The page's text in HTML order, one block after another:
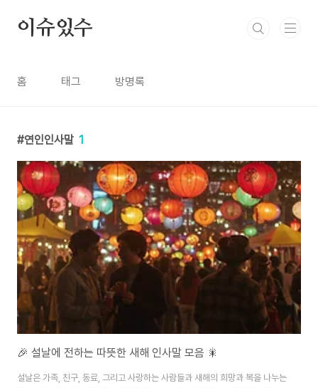
이슈있수
홈 태그 방명록
연인인사말 1
🎉 설날에 전하는 따뜻한 새해 인사말 모음 🎇
설날은 가족, 친구, 동료, 그리고 사랑하는 사람들과 새해의 희망과 복을 나누는